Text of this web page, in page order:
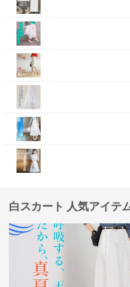
白スカート 人気アイテ